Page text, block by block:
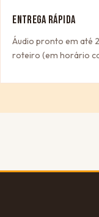
ENTREGA RÁPIDA
Áudio pronto em até
roteiro (em horário